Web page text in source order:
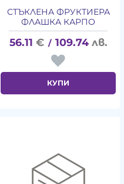
СТЪКЛЕНА ФРУКТИЕРА
ФЛАШКА КАРПО
56.11 € / 109.74 лв.
КУПИ